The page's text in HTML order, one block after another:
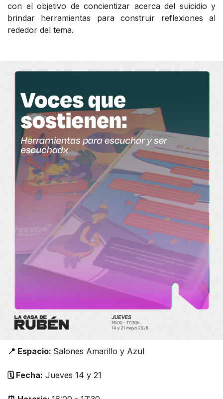
con el objetivo de concientizar acerca del suicidio y
brindar herramientas para construir reflexiones al
rededor del tema.
📍 Espacio: Salones Amarillo y Azul
🗓️ Fecha: Jueves 14 y 21